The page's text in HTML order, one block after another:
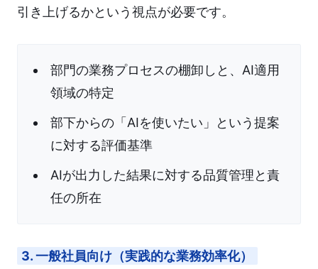
引き上げるかという視点が必要です。
部門の業務プロセスの棚卸しと、AI適用
領域の特定
部下からの「AIを使いたい」という提案
に対する評価基準
AIが出力した結果に対する品質管理と責
任の所在
3. 一般社員向け（実践的な業務効率化）